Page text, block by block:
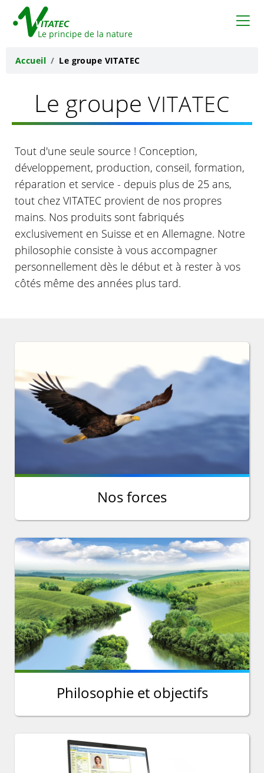
Le principe de la nature
Accueil Le groupe VITATEC
Le groupe VITATEC
Tout d'une seule source ! Conception,
développement, production, conseil, formation,
réparation et service - depuis plus de 25 ans,
tout chez VITATEC provient de nos propres
mains. Nos produits sont fabriqués
exclusivement en Suisse et en Allemagne. Notre
philosophie consiste à vous accompagner
personnellement dès le début et à rester à vos
côtés même des années plus tard.
Nos forces
Philosophie et objectifs